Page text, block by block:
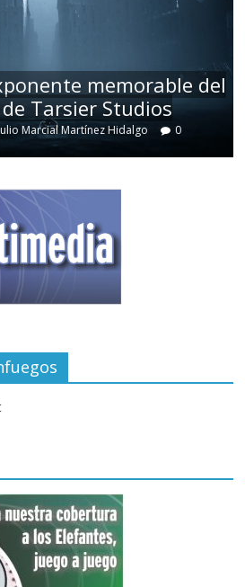
memorable del
Tarsier Studios
Marcial Martínez Hidalgo 0